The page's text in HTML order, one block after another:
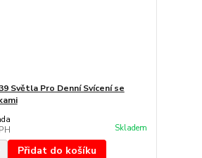
Světla Pro Denní Svícení se
Skladem
Přidat do košíku